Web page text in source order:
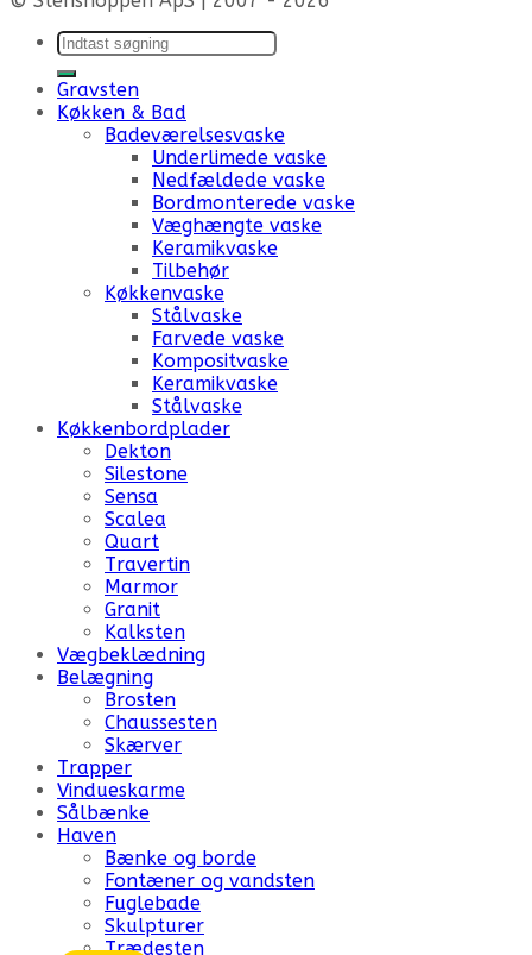
Søg efter:
Gravsten
Køkken & Bad
Badeværelsesvaske
Underlimede vaske
Nedfældede vaske
Bordmonterede vaske
Væghængte vaske
Keramikvaske
Tilbehør
Køkkenvaske
Stålvaske
Farvede vaske
Kompositvaske
Keramikvaske
Stålvaske
Køkkenbordplader
Dekton
Silestone
Sensa
Scalea
Quart
Travertin
Marmor
Granit
Kalksten
Vægbeklædning
Belægning
Brosten
Chaussesten
Skærver
Trapper
Vindueskarme
Sålbænke
Haven
Bænke og borde
Fontæner og vandsten
Fuglebade
Skulpturer
Trædesten